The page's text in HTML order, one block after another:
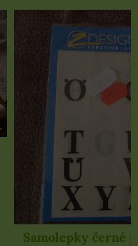
Samolepky černé